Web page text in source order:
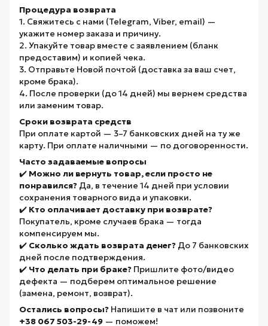
Процедура возврата
1. Свяжитесь с нами (Telegram, Viber, email) —
укажите номер заказа и причину.
2. Упакуйте товар вместе с заявлением (бланк
предоставим) и копией чека.
3. Отправьте Новой почтой (доставка за ваш счет,
кроме брака).
4. После проверки (до 14 дней) мы вернем средства
или заменим товар.
Сроки возврата средств
При оплате картой — 3–7 банковских дней на ту же
карту. При оплате наличными — по договоренности.
Часто задаваемые вопросы
✔️ Можно ли вернуть товар, если просто не
понравился? Да, в течение 14 дней при условии
сохранения товарного вида и упаковки.
✔️ Кто оплачивает доставку при возврате?
Покупатель, кроме случаев брака — тогда
компенсируем мы.
✔️ Сколько ждать возврата денег? До 7 банковских
дней после подтверждения.
✔️ Что делать при браке? Пришлите фото/видео
дефекта — подберем оптимальное решение
(замена, ремонт, возврат).
Остались вопросы? Напишите в чат или позвоните
+38 067 503-29-49 — поможем!